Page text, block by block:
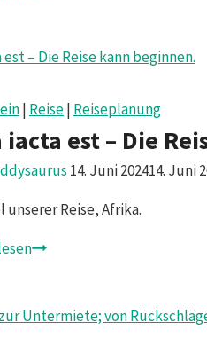
Ankuft
Afrika
| Reise| Reiseplanung
iacta est – Die
14. Juni 202414. Juni
unserer Reise, Afrika.
Alea
–